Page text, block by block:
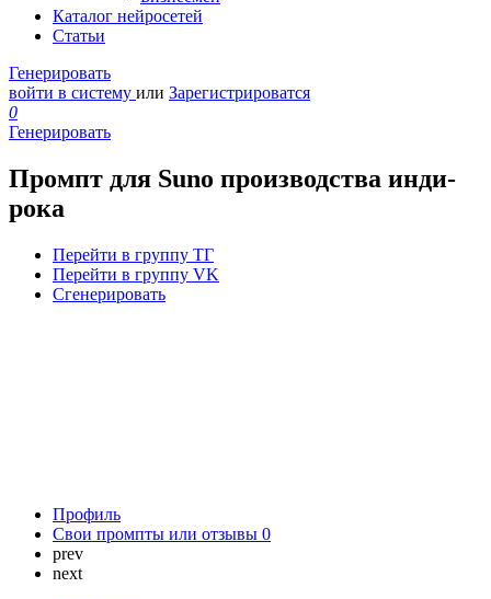
Каталог нейросетей
Статьи
Генерировать
войти в систему или Зарегистрироватся
0
Генерировать
Промпт для Suno производства инди-
рока
Перейти в группу ТГ
Перейти в группу VK
Сгенерировать
Профиль
Свои промпты или отзывы 0
prev
next